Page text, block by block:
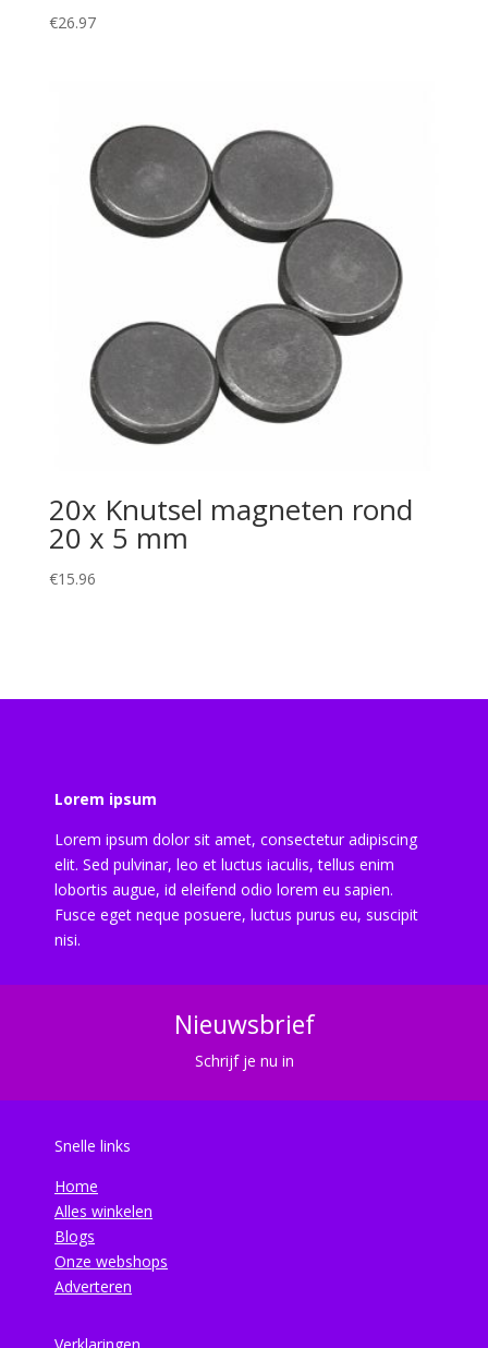
€26.97
20x Knutsel magneten rond
20 x 5 mm
€15.96
Lorem ipsum
Lorem ipsum dolor sit amet, consectetur adipiscing
elit. Sed pulvinar, leo et luctus iaculis, tellus enim
lobortis augue, id eleifend odio lorem eu sapien.
Fusce eget neque posuere, luctus purus eu, suscipit
nisi.
Nieuwsbrief
Schrijf je nu in
Snelle links
Home
Alles winkelen
Blogs
Onze webshops
Adverteren